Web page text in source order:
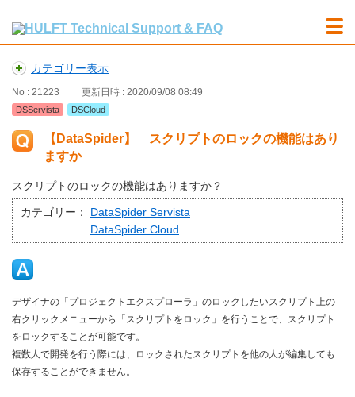
カテゴリー表示
No : 21223 更新日時 : 2020/09/08 08:49
DSServista DSCloud
【DataSpider】 スクリプトのロックの機能はあり
ますか
スクリプトのロックの機能はありますか？
カテゴリー：
DataSpider Servista
DataSpider Cloud
デザイナの「プロジェクトエクスプローラ」のロックしたいスクリプト上の
右クリックメニューから「スクリプトをロック」を行うことで、スクリプト
をロックすることが可能です。
複数人で開発を行う際には、ロックされたスクリプトを他の人が編集しても
保存することができません。